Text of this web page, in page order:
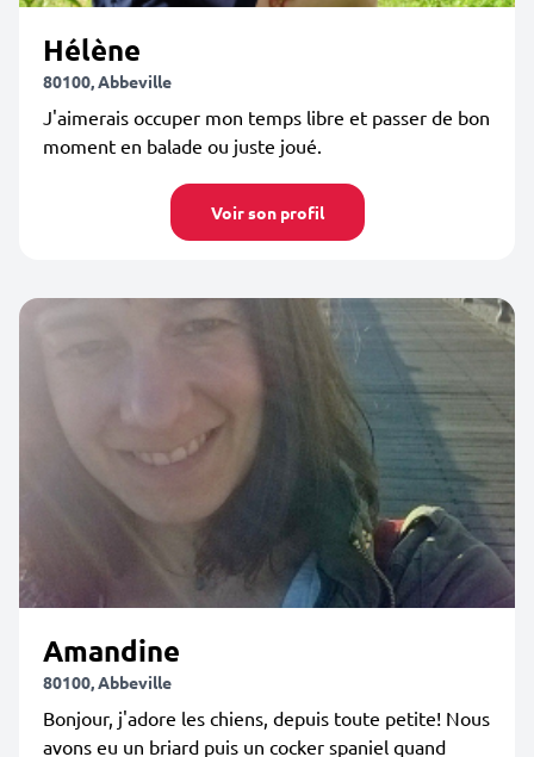
Hélène
80100, Abbeville
J'aimerais occuper mon temps libre et passer de bon
moment en balade ou juste joué.
Voir son profil
Amandine
80100, Abbeville
Bonjour, j'adore les chiens, depuis toute petite! Nous
avons eu un briard puis un cocker spaniel quand